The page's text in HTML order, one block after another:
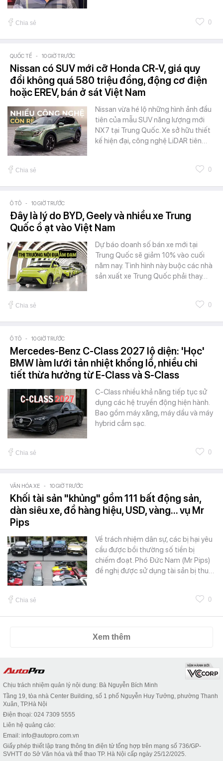
Chia sẻ 0
QUỐC TẾ - 10 GIỜ TRƯỚC
Nissan có SUV mới cỡ Honda CR-V, giá quy
đổi không quá 580 triệu đồng, động cơ điện
hoặc EREV, bán ở sát Việt Nam
Nissan vừa hé lộ những hình ảnh đầu
tiên của mẫu SUV năng lượng mới
NX7 tại Trung Quốc. Xe sở hữu thiết
kế hiện đại, công nghệ LiDAR tiên…
Chia sẻ 0
Ô TÔ - 10 GIỜ TRƯỚC
Đây là lý do BYD, Geely và nhiều xe Trung
Quốc ồ ạt vào Việt Nam
Dự báo doanh số bán xe mới tại
Trung Quốc sẽ giảm 10% vào cuối
năm nay. Tình hình này buộc các nhà
sản xuất xe Trung Quốc phải thay…
Chia sẻ 0
Ô TÔ - 10 GIỜ TRƯỚC
Mercedes-Benz C-Class 2027 lộ diện: 'Học'
BMW làm lưới tản nhiệt khổng lồ, nhiều chi
tiết thừa hưởng từ E-Class và S-Class
C-Class nhiều khả năng tiếp tục sử
dụng các hệ truyền động hiện hành.
Bao gồm máy xăng, máy dầu và máy
hybrid cắm sạc.
Chia sẻ 0
VĂN HÓA XE - 10 GIỜ TRƯỚC
Khối tài sản "khủng" gồm 111 bất động sản,
dàn siêu xe, đồ hàng hiệu, USD, vàng... vụ Mr
Pips
Về trách nhiệm dân sự, các bị hại yêu
cầu được bồi thường số tiền bị
chiếm đoạt. Phó Đức Nam (Mr Pips)
đề nghị được sử dụng tài sản bị thu…
Chia sẻ 0
Xem thêm
Chịu trách nhiệm quản lý nội dung: Bà Nguyễn Bích Minh
Tầng 19, tòa nhà Center Building, số 1 phố Nguyễn Huy Tưởng, phường Thanh
Xuân, TP.Hà Nội
Điện thoại: 024 7309 5555
Liên hệ quảng cáo:
Email: info@autopro.com.vn
Giấy phép thiết lập trang thông tin điện tử tổng hợp trên mạng số 736/GP-
SVHTT do Sở Văn hóa và thể thao TP. Hà Nội cấp ngày 25/12/2025.